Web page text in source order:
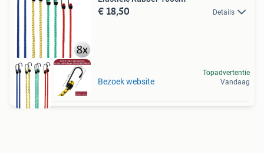
€ 18,50 Details
Bezoek website
Topadvertentie
Vandaag